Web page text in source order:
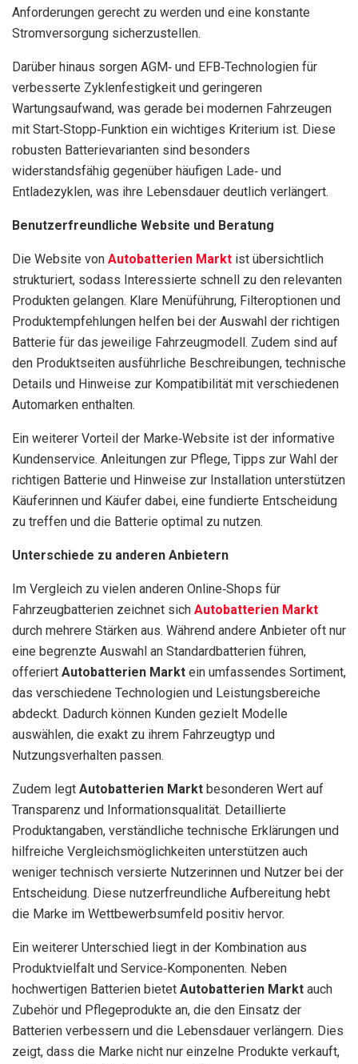
Anforderungen gerecht zu werden und eine konstante
Stromversorgung sicherzustellen.
Darüber hinaus sorgen AGM‑ und EFB‑Technologien für
verbesserte Zyklenfestigkeit und geringeren
Wartungsaufwand, was gerade bei modernen Fahrzeugen
mit Start‑Stopp‑Funktion ein wichtiges Kriterium ist. Diese
robusten Batterievarianten sind besonders
widerstandsfähig gegenüber häufigen Lade‑ und
Entladezyklen, was ihre Lebensdauer deutlich verlängert.
Benutzerfreundliche Website und Beratung
Die Website von Autobatterien Markt ist übersichtlich
strukturiert, sodass Interessierte schnell zu den relevanten
Produkten gelangen. Klare Menüführung, Filteroptionen und
Produktempfehlungen helfen bei der Auswahl der richtigen
Batterie für das jeweilige Fahrzeugmodell. Zudem sind auf
den Produktseiten ausführliche Beschreibungen, technische
Details und Hinweise zur Kompatibilität mit verschiedenen
Automarken enthalten.
Ein weiterer Vorteil der Marke‑Website ist der informative
Kundenservice. Anleitungen zur Pflege, Tipps zur Wahl der
richtigen Batterie und Hinweise zur Installation unterstützen
Käuferinnen und Käufer dabei, eine fundierte Entscheidung
zu treffen und die Batterie optimal zu nutzen.
Unterschiede zu anderen Anbietern
Im Vergleich zu vielen anderen Online‑Shops für
Fahrzeugbatterien zeichnet sich Autobatterien Markt
durch mehrere Stärken aus. Während andere Anbieter oft nur
eine begrenzte Auswahl an Standardbatterien führen,
offeriert Autobatterien Markt ein umfassendes Sortiment,
das verschiedene Technologien und Leistungsbereiche
abdeckt. Dadurch können Kunden gezielt Modelle
auswählen, die exakt zu ihrem Fahrzeugtyp und
Nutzungsverhalten passen.
Zudem legt Autobatterien Markt besonderen Wert auf
Transparenz und Informationsqualität. Detaillierte
Produktangaben, verständliche technische Erklärungen und
hilfreiche Vergleichsmöglichkeiten unterstützen auch
weniger technisch versierte Nutzerinnen und Nutzer bei der
Entscheidung. Diese nutzerfreundliche Aufbereitung hebt
die Marke im Wettbewerbsumfeld positiv hervor.
Ein weiterer Unterschied liegt in der Kombination aus
Produktvielfalt und Service‑Komponenten. Neben
hochwertigen Batterien bietet Autobatterien Markt auch
Zubehör und Pflegeprodukte an, die den Einsatz der
Batterien verbessern und die Lebensdauer verlängern. Dies
zeigt, dass die Marke nicht nur einzelne Produkte verkauft,